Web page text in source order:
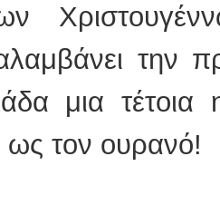
την
μια
ως τον ουρανό!